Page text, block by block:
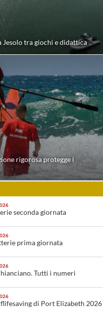
Jesolo tra giochi e didattica
rigorosa protegge i
seconda giornata
prima giornata
Tutti i numeri
di Port Elizabeth 2026